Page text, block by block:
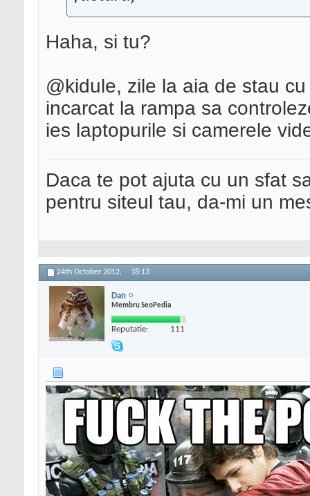
Haha, si tu?
@kidule, zile la aia de stau
incarcat la rampa sa
ies laptopurile si camerele
Daca te pot ajuta cu un sfat
pentru siteul tau, da-mi un
24th October 2012, 18:13
Dan
Membru SeoPedia
Reputatie: 111